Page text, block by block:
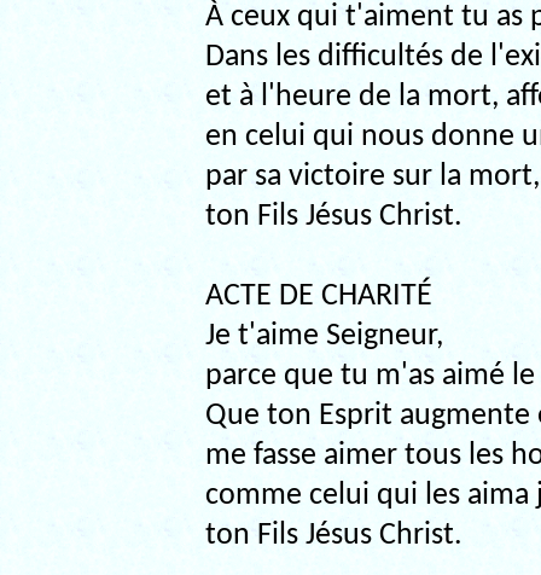
À ceux qui t'aiment tu as
Dans les difficultés de
et à l'heure de la mort,
en celui qui nous donne
par sa victoire sur la mort,
ton Fils Jésus Christ.
ACTE DE CHARITÉ
Je t'aime Seigneur,
parce que tu m'as aimé
Que ton Esprit
me fasse aimer tous les
comme celui qui les
ton Fils Jésus Christ.